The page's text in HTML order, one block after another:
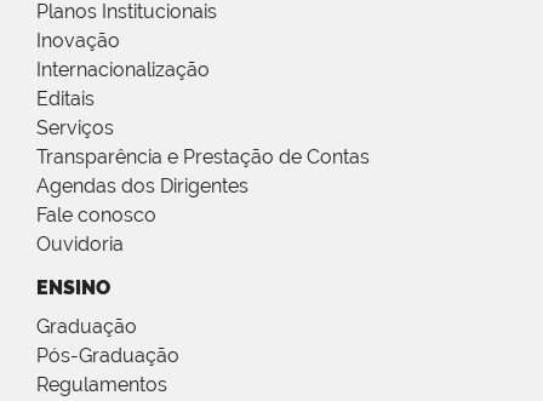
Planos Institucionais
Inovação
Internacionalização
Editais
Serviços
Transparência e Prestação de Contas
Agendas dos Dirigentes
Fale conosco
Ouvidoria
ENSINO
Graduação
Pós-Graduação
Regulamentos